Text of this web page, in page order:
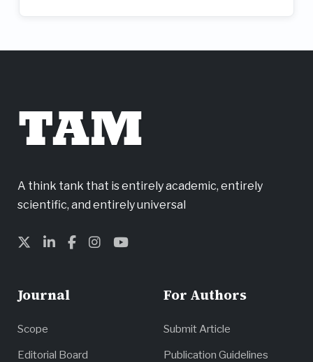
TAM
A think tank that is entirely academic, entirely
scientific, and entirely universal
Journal
Scope
Editorial Board
For Authors
Submit Article
Publication Guidelines